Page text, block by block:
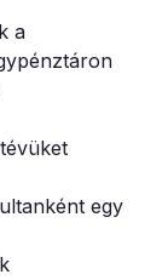
a
egy